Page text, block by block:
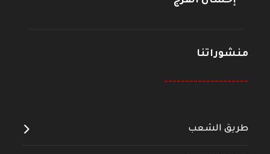
منشوراتنا
--------------------
طريق الشعب